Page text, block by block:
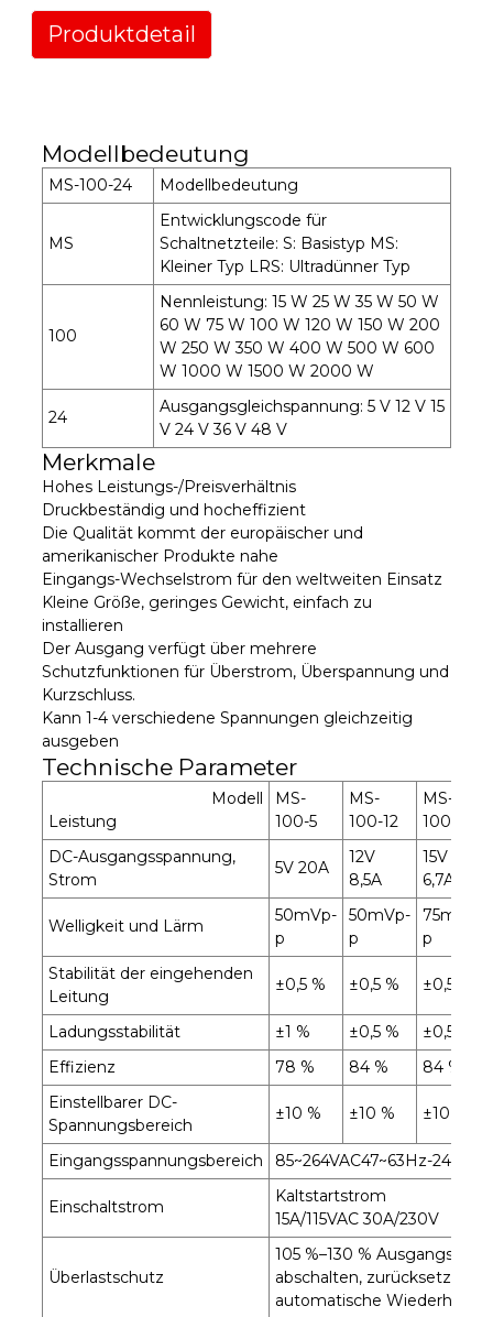
Produktdetail
Modellbedeutung
MS-100-24 Modellbedeutung
MS
Entwicklungscode für
Schaltnetzteile: S: Basistyp MS:
Kleiner Typ LRS: Ultradünner Typ
100
Nennleistung: 15 W 25 W 35 W 50 W
60 W 75 W 100 W 120 W 150 W 200
W 250 W 350 W 400 W 500 W 600
W 1000 W 1500 W 2000 W
24
Ausgangsgleichspannung: 5 V 12 V 15
V 24 V 36 V 48 V
Merkmale
Hohes Leistungs-/Preisverhältnis
Druckbeständig und hocheffizient
Die Qualität kommt der europäischer und
amerikanischer Produkte nahe
Eingangs-Wechselstrom für den weltweiten Einsatz
Kleine Größe, geringes Gewicht, einfach zu
installieren
Der Ausgang verfügt über mehrere
Schutzfunktionen für Überstrom, Überspannung und
Kurzschluss.
Kann 1-4 verschiedene Spannungen gleichzeitig
ausgeben
Technische Parameter
Modell
Leistung
MS-
100-5
MS-
100-12
MS-
100-15
DC-Ausgangsspannung,
Strom
5V 20A
12V
8,5A
15V
6,7A
Welligkeit und Lärm
50mVp-
p
50mVp-
p
75mVp-
p
Stabilität der eingehenden
Leitung
±0,5 % ±0,5 % ±0,5 %
Ladungsstabilität ±1 % ±0,5 %
±0,5 %
Effizienz
78 % 84 %
84 %
Einstellbarer DC-
Spannungsbereich
±10 % ±10 % ±10 %
Eingangsspannungsbereich 85~264VAC47~63Hz-240-
Einschaltstrom
Kaltstartstrom
15A/115VAC 30A/230V
Überlastschutz
105 %–130 %
abschalten, zurücksetzen:
automatische